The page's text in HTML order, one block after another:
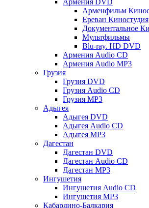
Армения DVD
Арменфильм
Ереван Киностудия
Документальное
Мультфильмы
Blu-ray. HD DVD
Армения Audio CD
Армения Audio MP3
Грузия
Грузия DVD
Грузия Audio CD
Грузия MP3
Адыгея
Адыгея DVD
Адыгея Audio CD
Адыгея MP3
Дагестан
Дагестан DVD
Дагестан Audio CD
Дагестан MP3
Ингушетия
Ингушетия Audio CD
Ингушетия MP3
Кабардино-Балкария